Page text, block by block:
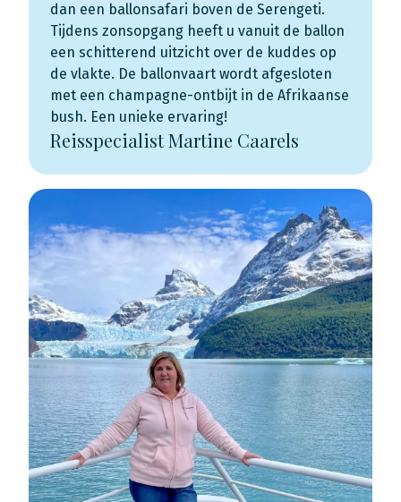
dan een ballonsafari boven de Serengeti.
Tijdens zonsopgang heeft u vanuit de ballon
een schitterend uitzicht over de kuddes op
de vlakte. De ballonvaart wordt afgesloten
met een champagne-ontbijt in de Afrikaanse
bush. Een unieke ervaring!
Reisspecialist Martine Caarels